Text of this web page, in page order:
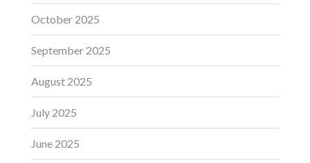
October 2025
September 2025
August 2025
July 2025
June 2025